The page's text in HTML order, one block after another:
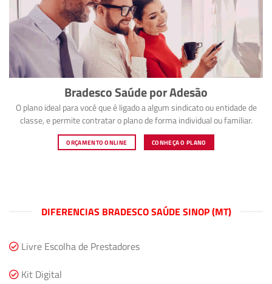
Bradesco Saúde por Adesão
O plano ideal para você que é ligado a algum sindicato ou entidade de
classe, e permite contratar o plano de forma individual ou familiar.
ORÇAMENTO ONLINE CONHEÇA O PLANO
DIFERENCIAS BRADESCO SAÚDE SINOP (MT)
Livre Escolha de Prestadores
Kit Digital